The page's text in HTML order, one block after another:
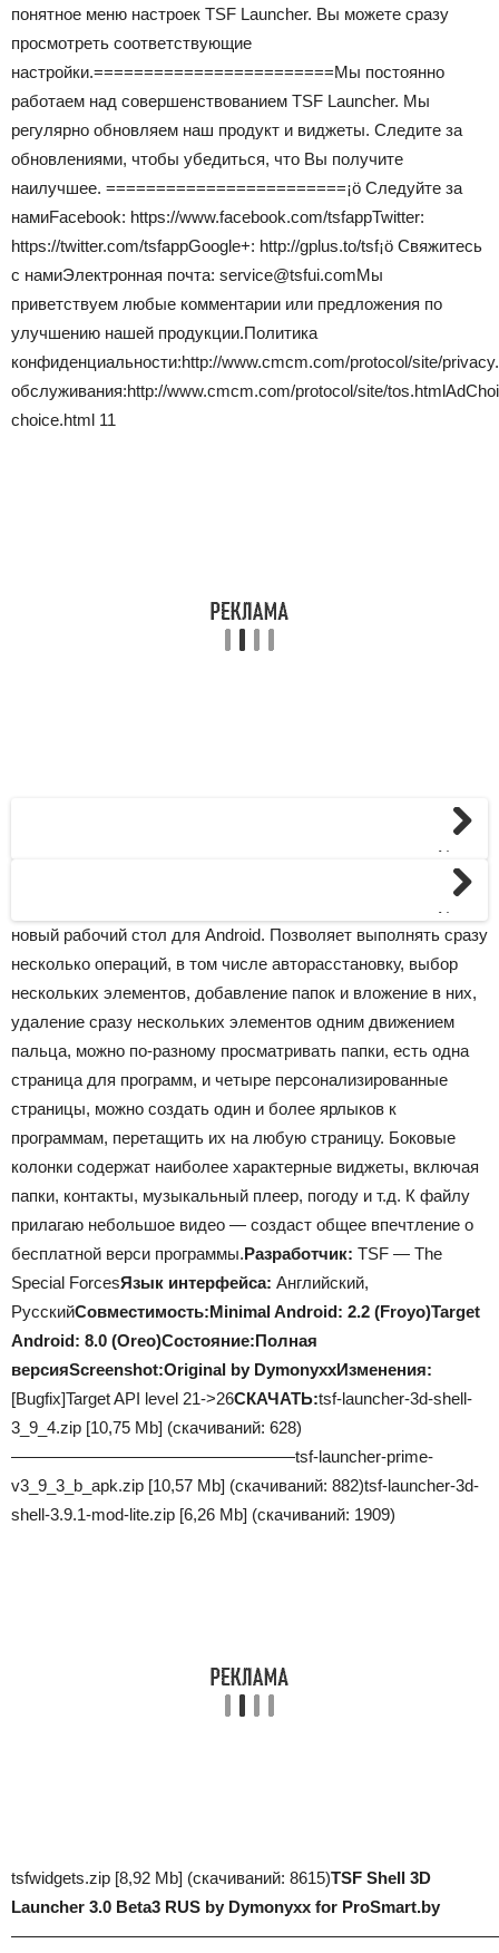
понятное меню настроек TSF Launcher. Вы можете сразу
просмотреть соответствующие
настройки.========================Мы постоянно
работаем над совершенствованием TSF Launcher. Мы
регулярно обновляем наш продукт и виджеты. Следите за
обновлениями, чтобы убедиться, что Вы получите
наилучшее. ========================¡ö Следуйте за
намиFacebook: https://www.facebook.com/tsfappTwitter:
https://twitter.com/tsfappGoogle+: http://gplus.to/tsf¡ö Свяжитесь
с намиЭлектронная почта: service@tsfui.comМы
приветствуем любые комментарии или предложения по
улучшению нашей продукции.Политика
конфиденциальности:http://www.cmcm.com/protocol/site/
обслуживания:http://www.cmcm.com/protocol/site/
choice.html 11
Next
Next
новый рабочий стол для Android. Позволяет выполнять сразу
несколько операций, в том числе авторасстановку, выбор
нескольких элементов, добавление папок и вложение в них,
удаление сразу нескольких элементов одним движением
пальца, можно по-разному просматривать папки, есть одна
страница для программ, и четыре персонализированные
страницы, можно создать один и более ярлыков к
программам, перетащить их на любую страницу. Боковые
колонки содержат наиболее характерные виджеты, включая
папки, контакты, музыкальный плеер, погоду и т.д. К файлу
прилагаю небольшое видео — создаст общее впечтление о
бесплатной верси программы.Разработчик: TSF — The
Special ForcesЯзык интерфейса: Английский,
РусскийСовместимость:Minimal Android: 2.2 (Froyo)Target
Android: 8.0 (Oreo)Состояние:Полная
версияScreenshot:Original by DymonyxxИзменения:
[Bugfix]Target API level 21->26СКАЧАТЬ:tsf-launcher-3d-shell-
3_9_4.zip [10,75 Mb] (cкачиваний: 628)
—————————————————tsf-launcher-prime-
v3_9_3_b_apk.zip [10,57 Mb] (cкачиваний: 882)tsf-launcher-3d-
shell-3.9.1-mod-lite.zip [6,26 Mb] (cкачиваний: 1909)
tsfwidgets.zip [8,92 Mb] (cкачиваний: 8615)TSF Shell 3D
Launcher 3.0 Beta3 RUS by Dymonyxx for ProSmart.by